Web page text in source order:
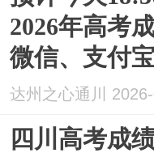
2026年高考
微信、支付
达州之心通川
四川高考成